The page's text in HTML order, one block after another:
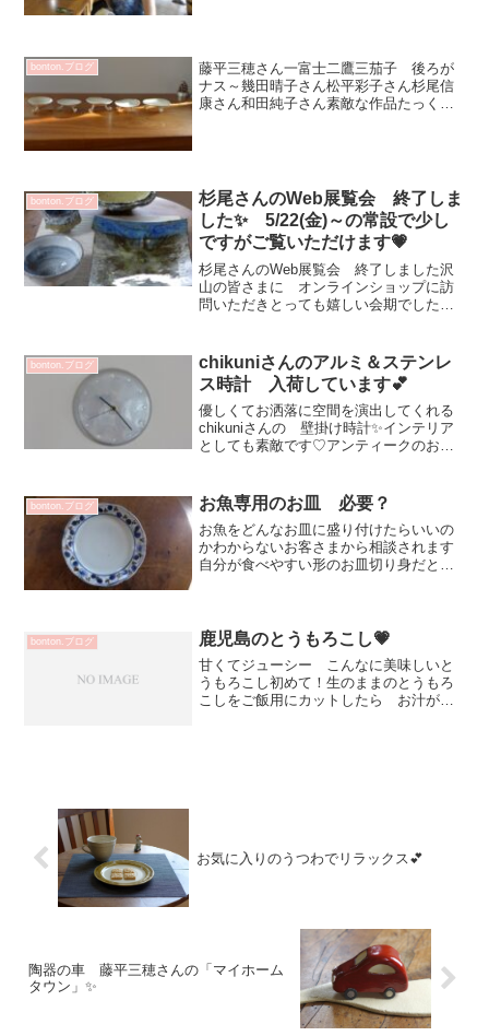
bonton.ブログ
藤平三穂さん一富士二鷹三茄子 後ろが
ナス～幾田晴子さん松平彩子さん杉尾信
康さん和田純子さん素敵な作品たっくさ
bonton.ブログ
杉尾さんのWeb展覧会 終了しま
した✨ 5/22(金)～の常設で少し
ですがご覧いただけます💗
杉尾さんのWeb展覧会 終了しました沢
山の皆さまに オンラインショップに訪
問いただきとっても嬉しい会期でした皆
実際手に取ってご覧いただけなかったの
が残念ですがWebでお...
bonton.ブログ
chikuniさんのアルミ＆ステンレ
ス時計 入荷しています💕
優しくてお洒落に空間を演出してくれる
chikuniさんの 壁掛け時計✨インテリア
としても素敵です♡アンティークのお皿
てアルミやステンレスが キリリとカッ
コ良い表情に！色...
bonton.ブログ お魚専用のお皿 必要？
お魚をどんなお皿に盛り付けたらいいの
かわからないお客さまから相談されます
自分が食べやすい形のお皿切り身だと特
魚用のお皿って必要かしら...
bonton.ブログ 鹿児島のとうもろこし💗
甘くてジューシー こんなに美味しいと
うもろこし初めて！生のままのとうもろ
こしをご飯用にカットしたら お汁が溢
お気に入りのうつわでリラックス💕
陶器の車 藤平三穂さんの「マイホーム
タウン」✨